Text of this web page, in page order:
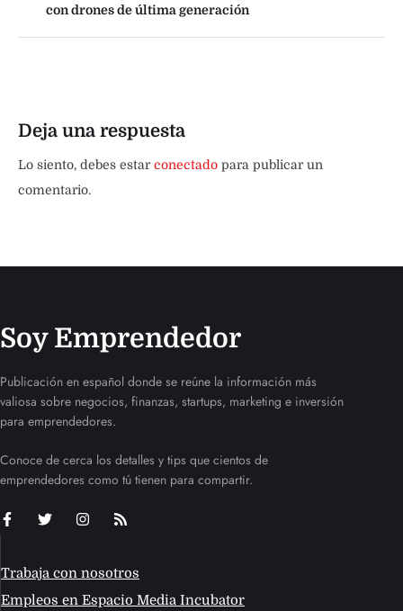
con drones de última generación
Deja una respuesta
Lo siento, debes estarconectado para publicar un
comentario.
Soy Emprendedor
Publicación en español donde se reúne la información más
valiosa sobre negocios, finanzas, startups, marketing e inversión
para emprendedores.
Conoce de cerca los detalles y tips que cientos de
emprendedores como tú tienen para compartir.
Trabaja con nosotros
Empleos en Espacio Media Incubator